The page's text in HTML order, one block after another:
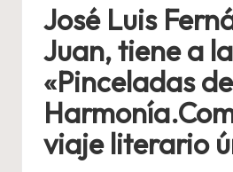
José Luis
Juan, tiene a
«Pinceladas de
viaje literario